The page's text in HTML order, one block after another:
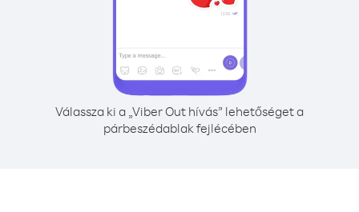
Válassza ki a „Viber Out hívás” lehetőséget a
párbeszédablak fejlécében